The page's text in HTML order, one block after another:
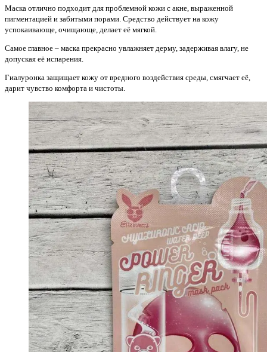
Маска отлично подходит для проблемной кожи с акне, выраженной
пигментацией и забитыми порами. Средство действует на кожу
успокаивающе, очищающе, делает её мягкой.
Самое главное – маска прекрасно увлажняет дерму, задерживая влагу, не
допуская её испарения.
Гиалуронка защищает кожу от вредного воздействия среды, смягчает её,
дарит чувство комфорта и чистоты.